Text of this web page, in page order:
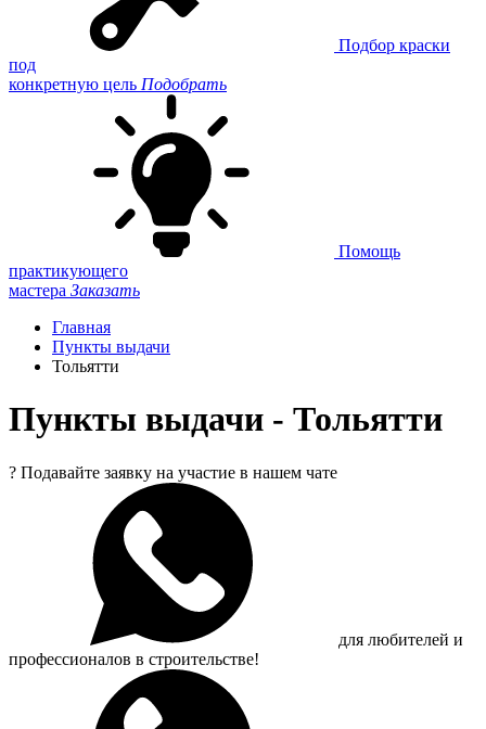
Подбор краски
под
конкретную цель Подобрать
Помощь
практикующего
мастера Заказать
Главная
Пункты выдачи
Тольятти
Пункты выдачи - Тольятти
? Подавайте заявку на участие в нашем чате
для любителей и
профессионалов в строительстве!